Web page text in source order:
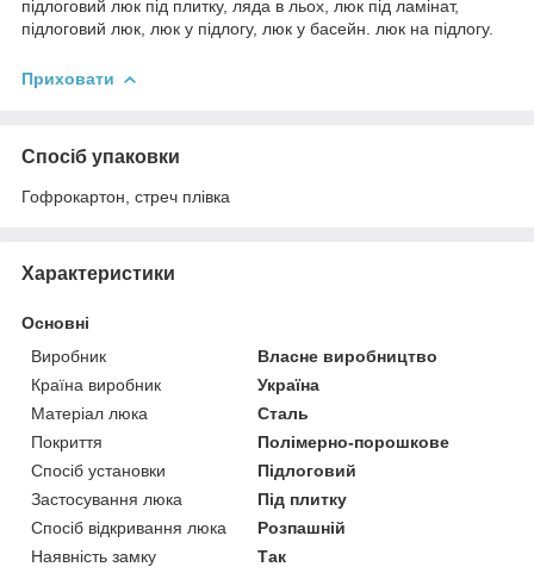
підлоговий люк під плитку, ляда в льох, люк під ламінат,
підлоговий люк, люк у підлогу, люк у басейн. люк на підлогу.
Приховати
Спосіб упаковки
Гофрокартон, стреч плівка
Характеристики
Основні
Виробник
Власне виробництво
Країна виробник
Україна
Матеріал люка
Сталь
Покриття
Полімерно-порошкове
Спосіб установки
Підлоговий
Застосування люка
Під плитку
Спосіб відкривання люка
Розпашній
Наявність замку
Так